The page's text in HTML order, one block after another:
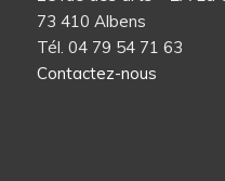
73 410 Albens
Tél. 04 79 54 71 63
Contactez-nous